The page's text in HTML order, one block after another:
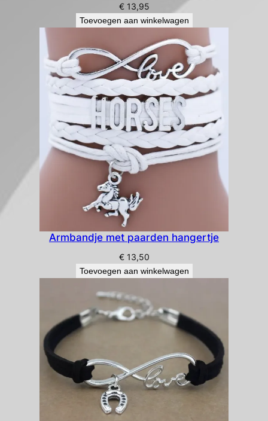
€13,95
Toevoegen aan winkelwagen
Armbandje met paarden hangertje
€13,50
Toevoegen aan winkelwagen